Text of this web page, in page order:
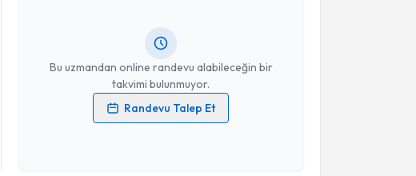
Bu uzmandan online randevu alabileceğin bir
takvimi bulunmuyor.
Randevu Talep Et
Kişisel verilerimin işlenmesine ilişkinAydınlatma Metni